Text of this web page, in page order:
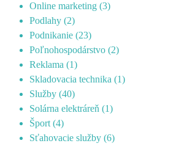
Online marketing (3)
Podlahy (2)
Podnikanie (23)
Poľnohospodárstvo (2)
Reklama (1)
Skladovacia technika (1)
Služby (40)
Solárna elektráreň (1)
Šport (4)
Sťahovacie služby (6)